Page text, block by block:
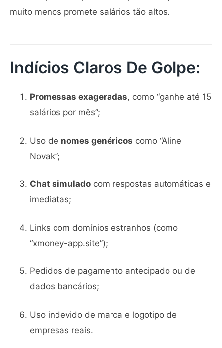
muito menos promete salários tão altos.
Indícios Claros De Golpe:
Promessas exageradas, como “ganhe até 15
salários por mês”;
Uso de nomes genéricos como “Aline
Novak”;
Chat simulado com respostas automáticas e
imediatas;
Links com domínios estranhos (como
“xmoney-app.site”);
Pedidos de pagamento antecipado ou de
dados bancários;
Uso indevido de marca e logotipo de
empresas reais.